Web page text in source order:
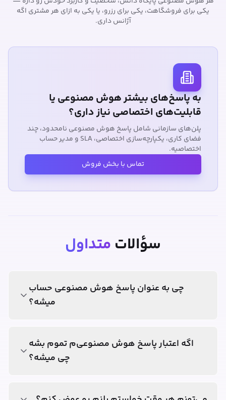
یکی برای فروشگاهت، یکی برای رزرو، یا یکی به ازای هر مشتری اگه
آژانس داری.
به پاسخ‌های بیشتر هوش مصنوعی یا
قابلیت‌های اختصاصی نیاز داری؟
پلن‌های سازمانی شامل پاسخ هوش مصنوعی نامحدود، چند
فضای کاری، یکپارچه‌سازی اختصاصی، SLA و مدیر حساب
اختصاصیه.
تماس با بخش فروش
سؤالات متداول
چی به عنوان پاسخ هوش مصنوعی حساب
میشه؟
اگه اعتبار پاسخ هوش مصنوعی‌م تموم بشه
چی میشه؟